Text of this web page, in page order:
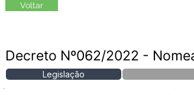
Voltar
Decreto Nº062/2022 -
Legislação